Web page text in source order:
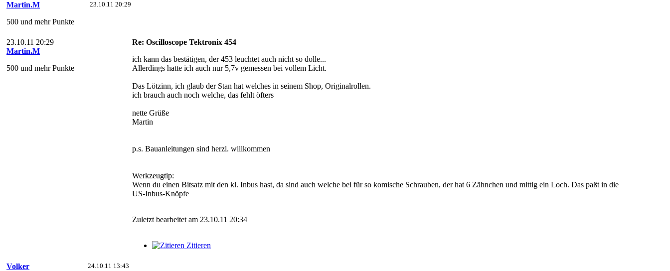
23.10.11 20:29
Martin.M
500 und mehr Punkte
23.10.11 20:29
Martin.M
500 und mehr Punkte
Re: Oscilloscope Tektronix 454
ich kann das bestätigen, der 453 leuchtet auch nicht so dolle...
Allerdings hatte ich auch nur 5,7v gemessen bei vollem Licht.
Das Lötzinn, ich glaub der Stan hat welches in seinem Shop, Originalrollen.
ich brauch auch noch welche, das fehlt öfters
nette Grüße
Martin
p.s. Bauanleitungen sind herzl. willkommen
Werkzeugtip:
Wenn du einen Bitsatz mit den kl. Inbus hast, da sind auch welche bei für so komische Schrauben, der hat 6 Zähnchen und mittig ein Loch. Das paßt in die
US-Inbus-Knöpfe
Zuletzt bearbeitet am 23.10.11 20:34
Zitieren
24.10.11 13:43
Volker